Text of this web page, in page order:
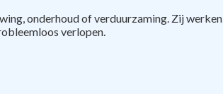
onderhoud of verduurzaming. Zij werken
verlopen.